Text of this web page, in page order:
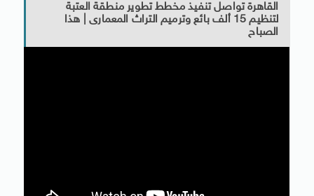
القاهرة تواصل تنفيذ مخطط تطوير منطقة العتبة
لتنظيم 15 ألف بائع وترميم التراث المعمارى | هذا
الصباح